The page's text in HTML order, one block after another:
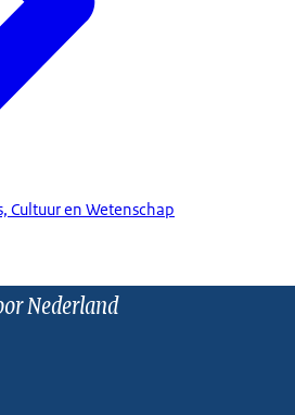
Cultuur en Wetenschap
Nederland